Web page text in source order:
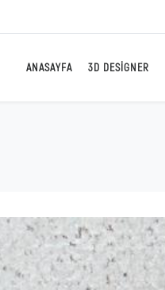
ANASAYFA 3D DESIGNER